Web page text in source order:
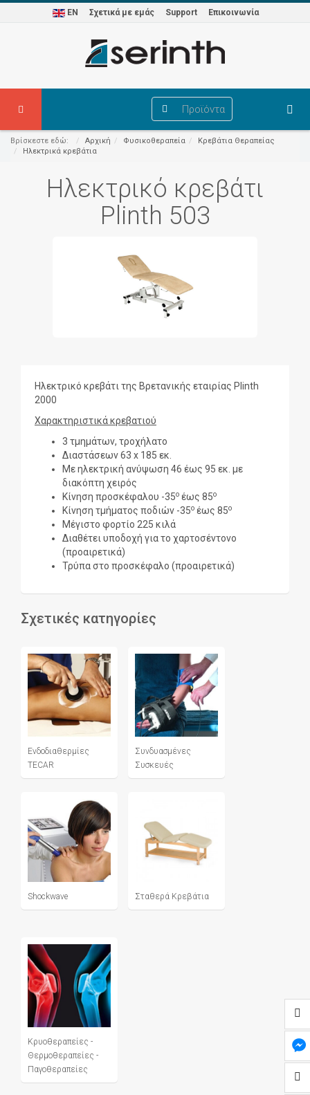
EN Σχετικά με εμάς Support Επικοινωνία
Προϊόντα
Βρίσκεστε εδώ: Αρχική Φυσικοθεραπεία
Κρεβάτια Θεραπείας
Ηλεκτρικά κρεβάτια
Ηλεκτρικό κρεβάτι
Plinth 503
Ηλεκτρικό κρεβάτι της Βρετανικής εταιρίας Plinth
2000
Χαρακτηριστικά κρεβατιού
3 τμημάτων, τροχήλατο
Διαστάσεων 63 x 185 εκ.
Με ηλεκτρική ανύψωση 46 έως 95 εκ. με
διακόπτη χειρός
Κίνηση προσκέφαλου -35ο έως 85ο
Κίνηση τμήματος ποδιών -35ο έως 85ο
Μέγιστο φορτίο 225 κιλά
Διαθέτει υποδοχή για το χαρτοσέντονο
(προαιρετικά)
Τρύπα στο προσκέφαλο (προαιρετικά)
Σχετικές κατηγορίες
Ενδοδιαθερμίες
TECAR
Συνδυασμένες
Συσκευές
Shockwave Σταθερά Κρεβάτια
Κρυοθεραπείες -
Θερμοθεραπείες -
Παγοθεραπείες